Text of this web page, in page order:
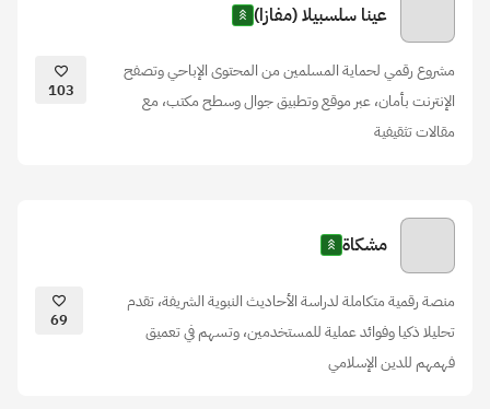
عينا سلسبيلا (مفازا)
مشروع رقمي لحماية المسلمين من المحتوى الإباحي وتصفح
الإنترنت بأمان، عبر موقع وتطبيق جوال وسطح مكتب، مع
مقالات تثقيفية
103
مشكاة
منصة رقمية متكاملة لدراسة الأحاديث النبوية الشريفة، تقدم
تحليلا ذكيا وفوائد عملية للمستخدمين، وتسهم في تعميق
فهمهم للدين الإسلامي
69